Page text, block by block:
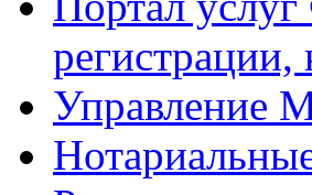
регистрации,
Управление